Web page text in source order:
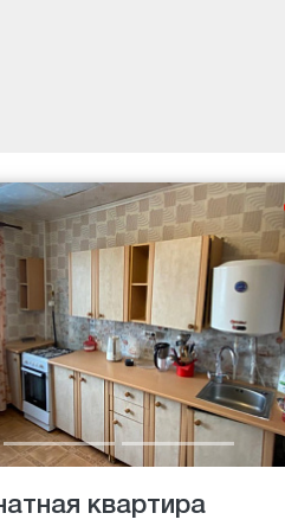
квартира